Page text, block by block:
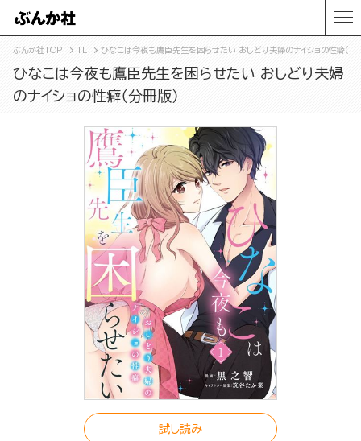
ぶんか社TOP TL ひなこは今夜も鷹臣先生を困らせたい おしどり夫婦のナイショの性癖（分
ひなこは今夜も鷹臣先生を困らせたい おしどり夫婦
のナイショの性癖（分冊版）
試し読み